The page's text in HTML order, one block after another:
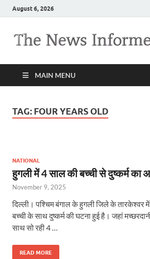
August 6, 2026
MAIN MENU
TAG: FOUR YEARS OLD
NATIONAL
हुगली में 4 साल की बच्ची से दुष्कर्म का
November 9, 2025
दिल्ली। पश्चिम बंगाल के हुगली जिले के तारकेश्वर
बच्ची के साथ दुष्कर्म की घटना हुई है। जहां
साथ सो रही 4 …
READ MORE